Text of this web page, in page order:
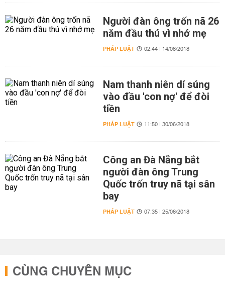
Người đàn ông trốn nã 26
năm đầu thú vì nhớ mẹ
PHÁP LUẬT 02:44 | 14/08/2018
Nam thanh niên dí súng
vào đầu 'con nợ' để đòi
tiền
PHÁP LUẬT 11:50 | 30/06/2018
Công an Đà Nẵng bắt
người đàn ông Trung
Quốc trốn truy nã tại sân
bay
PHÁP LUẬT 07:35 | 25/06/2018
CÙNG CHUYÊN MỤC